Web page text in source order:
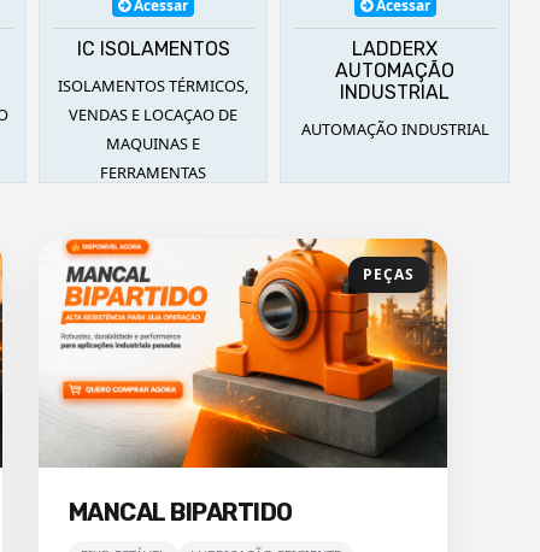
Acessar
IC ISOLAMENTOS
ISOLAMENTOS TÉRMICOS,
VENDAS E LOCAÇAO DE
MAQUINAS E
FERRAMENTAS
Acessar
LADDERX
AUTOMAÇÃO
INDUSTRIAL
AUTOMAÇÃO INDUSTRIAL
PEÇAS
MANCAL BIPARTIDO